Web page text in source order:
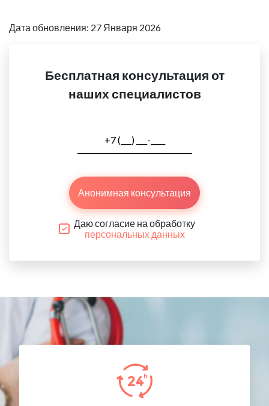
Дата обновления: 27 Января 2026
Бесплатная консультация от
наших специалистов
Анонимная консультация
Даю согласие на обработку
персональных данных